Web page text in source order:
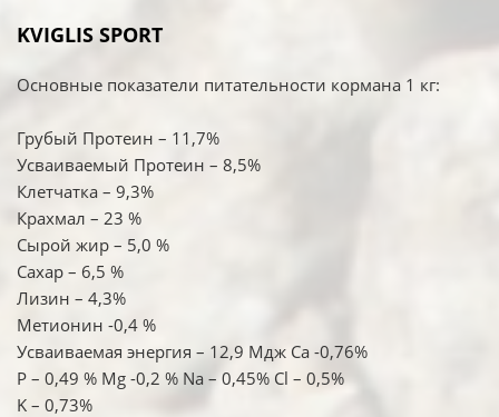
KVIGLIS SPORT
Основные показатели питательности кормана 1 кг:
Грубый Протеин – 11,7%
Усваиваемый Протеин – 8,5%
Клетчатка – 9,3%
Крахмал – 23 %
Сырой жир – 5,0 %
Сахар – 6,5 %
Лизин – 4,3%
Метионин -0,4 %
Усваиваемая энергия – 12,9 Мдж Са -0,76%
Р – 0,49 % Mg -0,2 % Na – 0,45% Cl – 0,5%
K – 0,73%